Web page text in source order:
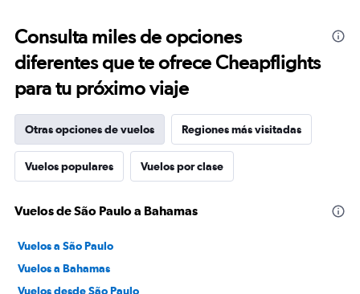
Consulta miles de opciones
diferentes que te ofrece Cheapflights
para tu próximo viaje
Otras opciones de vuelos Regiones más visitadas
Vuelos populares Vuelos por clase
Vuelos de São Paulo a Bahamas
Vuelos a São Paulo
Vuelos a Bahamas
Vuelos desde São Paulo